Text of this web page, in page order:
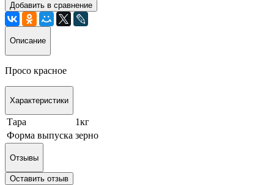
Добавить в сравнение
Описание
Просо красное
Характеристики
Тара
1кг
Форма выпуска зерно
Отзывы
Оставить отзыв